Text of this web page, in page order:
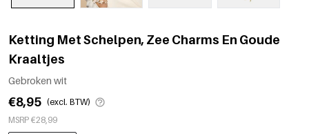
Ketting Met Schelpen, Zee Charms En Goude
Kraaltjes
Gebroken wit
€8,95 (excl. BTW)
MSRP €28,99